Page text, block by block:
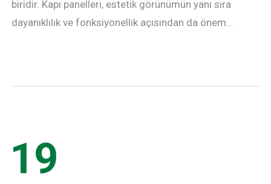
biridir. Kapı panelleri, estetik görünümün yanı sıra
dayanıklılık ve fonksiyonellik açısından da önem…
19